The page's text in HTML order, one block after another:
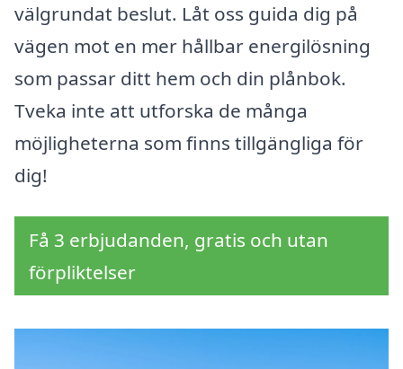
välgrundat beslut. Låt oss guida dig på
vägen mot en mer hållbar energilösning
som passar ditt hem och din plånbok.
Tveka inte att utforska de många
möjligheterna som finns tillgängliga för
dig!
Få 3 erbjudanden, gratis och utan
förpliktelser